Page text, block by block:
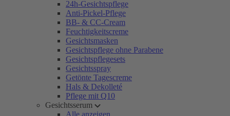
24h-Gesichtspflege
Anti-Pickel-Pflege
BB- & CC-Cream
Feuchtigkeitscreme
Gesichtsmasken
Gesichtspflege ohne Parabene
Gesichtspflegesets
Gesichtsspray
Getönte Tagescreme
Hals & Dekolleté
Pflege mit Q10
Gesichtsserum
Alle anzeigen